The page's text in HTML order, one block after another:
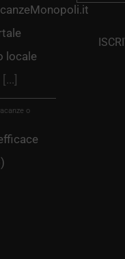
locale
[...]
o